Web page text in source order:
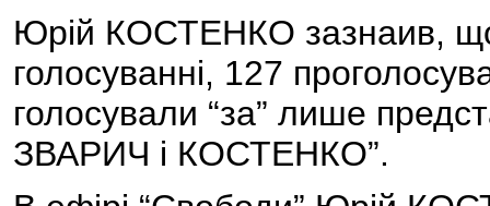
Юрій КОСТЕНКО зазнаив, що
голосуванні, 127
голосували “за” лише
ЗВАРИЧ і КОСТЕНКО”.